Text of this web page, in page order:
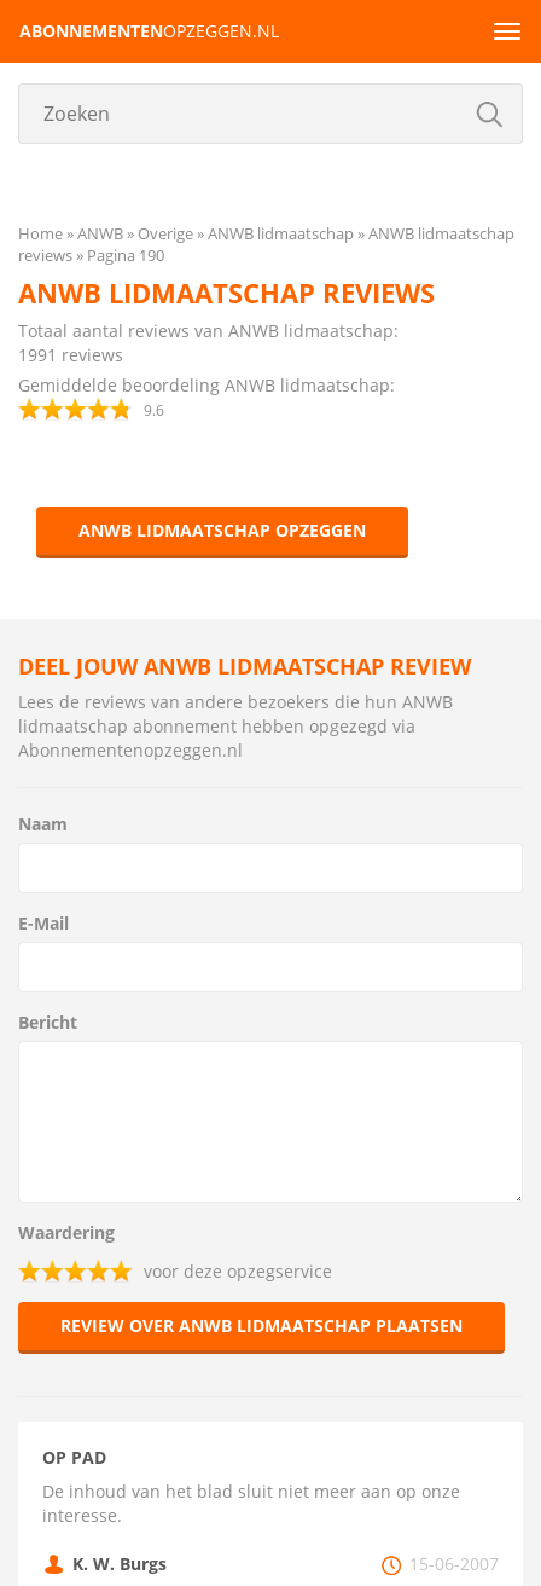
ABONNEMENTENOPZEGGEN.NL
Home ANWB Overige ANWB lidmaatschap
ANWB lidmaatschap
reviews
Pagina 190
ANWB LIDMAATSCHAP REVIEWS
Totaal aantal reviews van ANWB lidmaatschap:
1991 reviews
Gemiddelde beoordeling ANWB lidmaatschap:
9.6
ANWB LIDMAATSCHAP OPZEGGEN
DEEL JOUW ANWB LIDMAATSCHAP REVIEW
Lees de reviews van andere bezoekers die hun ANWB
lidmaatschap abonnement hebben opgezegd via
Abonnementenopzeggen.nl
Naam
E-Mail
Bericht
Waardering
voor deze opzegservice
REVIEW OVER ANWB LIDMAATSCHAP PLAATSEN
OP PAD
De inhoud van het blad sluit niet meer aan op onze
interesse.
K. W. Burgs 15-06-2007